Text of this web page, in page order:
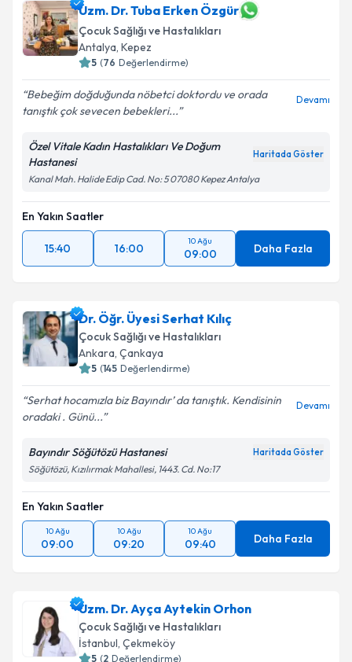
almanız için bir takvim hazırlandığında e-posta ile
bilgilendireceğiz.
E-posta Adresiniz
Metni'ni okudum ve kişisel verilerimin belirtilen
kapsamda işlenmesini kabul ediyorum.
Uzm. Dr. Tuba Erken Özgür
Çocuk Sağlığı ve Hastalıkları
Antalya, Kepez
5 (76 Değerlendirme)
Bebeğim doğduğunda nöbetci doktordu ve orada
tanıştık çok sevecen bebekleri...
Devamı
Özel Vitale Kadın Hastalıkları Ve Doğum
Hastanesi
Haritada Göster
Kanal Mah. Halide Edip Cad. No: 5 07080 Kepez Antalya
En Yakın Saatler
15:40 16:00
10 Ağu
09:00 Daha Fazla
Dr. Öğr. Üyesi Serhat Kılıç
Çocuk Sağlığı ve Hastalıkları
Ankara, Çankaya
5 (145 Değerlendirme)
Serhat hocamızla biz Bayındır’ da tanıştık. Kendisinin
oradaki . Günü...
Devamı
Bayındır Söğütözü Hastanesi Haritada Göster
Söğütözü, Kızılırmak Mahallesi, 1443. Cd. No:17
En Yakın Saatler
10 Ağu
09:00
10 Ağu
09:20
10 Ağu
09:40 Daha Fazla
Uzm. Dr. Ayça Aytekin Orhon
Çocuk Sağlığı ve Hastalıkları
İstanbul, Çekmeköy
5 (2 Değerlendirme)